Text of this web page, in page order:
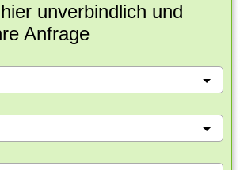
unverbindlich und
Anfrage